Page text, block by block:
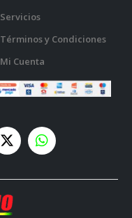
Servicios
Términos y Condiciones
Mi Cuenta